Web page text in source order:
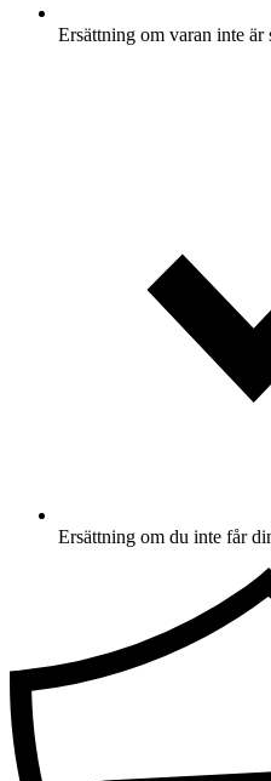
Ersättning om varan inte är
Ersättning om du inte får